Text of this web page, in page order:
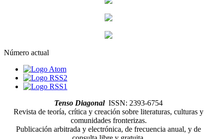
Número actual
Tenso Diagonal ISSN: 2393-6754
Revista de teoría, crítica y creación sobre literaturas, culturas y
comunidades fronterizas.
Publicación arbitrada y electrónica, de frecuencia anual, y de